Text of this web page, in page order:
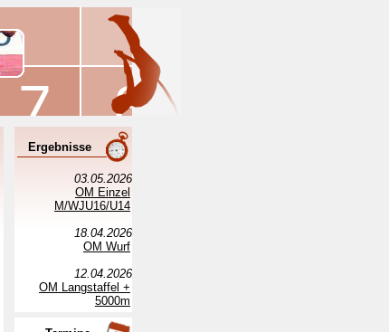
Ergebnisse
03.05.2026
OM Einzel
M/WJU16/U14
18.04.2026
OM Wurf
12.04.2026
OM Langstaffel +
5000m